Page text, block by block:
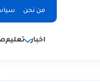
من نحن
اخبار تعليم